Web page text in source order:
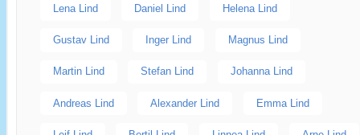
Lena Lind Daniel Lind Helena Lind
Gustav Lind Inger Lind Magnus Lind
Martin Lind Stefan Lind Johanna Lind
Andreas Lind Alexander Lind Emma Lind